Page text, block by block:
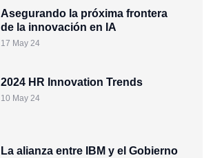
Asegurando la próxima frontera
de la innovación en IA
17 May 24
2024 HR Innovation Trends
10 May 24
La alianza entre IBM y el Gobierno